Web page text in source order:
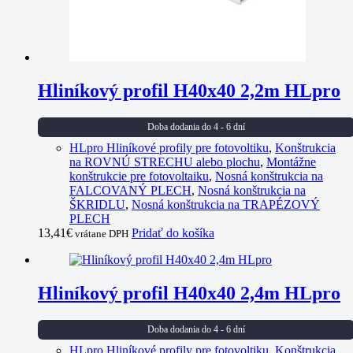
Hliníkový profil H40x40 2,2m HLpro
Doba dodania do 4 - 6 dní
HLpro Hliníkové profily pre fotovoltiku, Konštrukcia
na ROVNÚ STRECHU alebo plochu, Montážne
konštrukcie pre fotovoltaiku, Nosná konštrukcia na
FALCOVANÝ PLECH, Nosná konštrukcia na
ŠKRIDLU, Nosná konštrukcia na TRAPÉZOVÝ
PLECH
13,41€ vrátane DPH Pridať do košíka
Hliníkový profil H40x40 2,4m HLpro
Doba dodania do 4 - 6 dní
HLpro Hliníkové profily pre fotovoltiku, Konštrukcia